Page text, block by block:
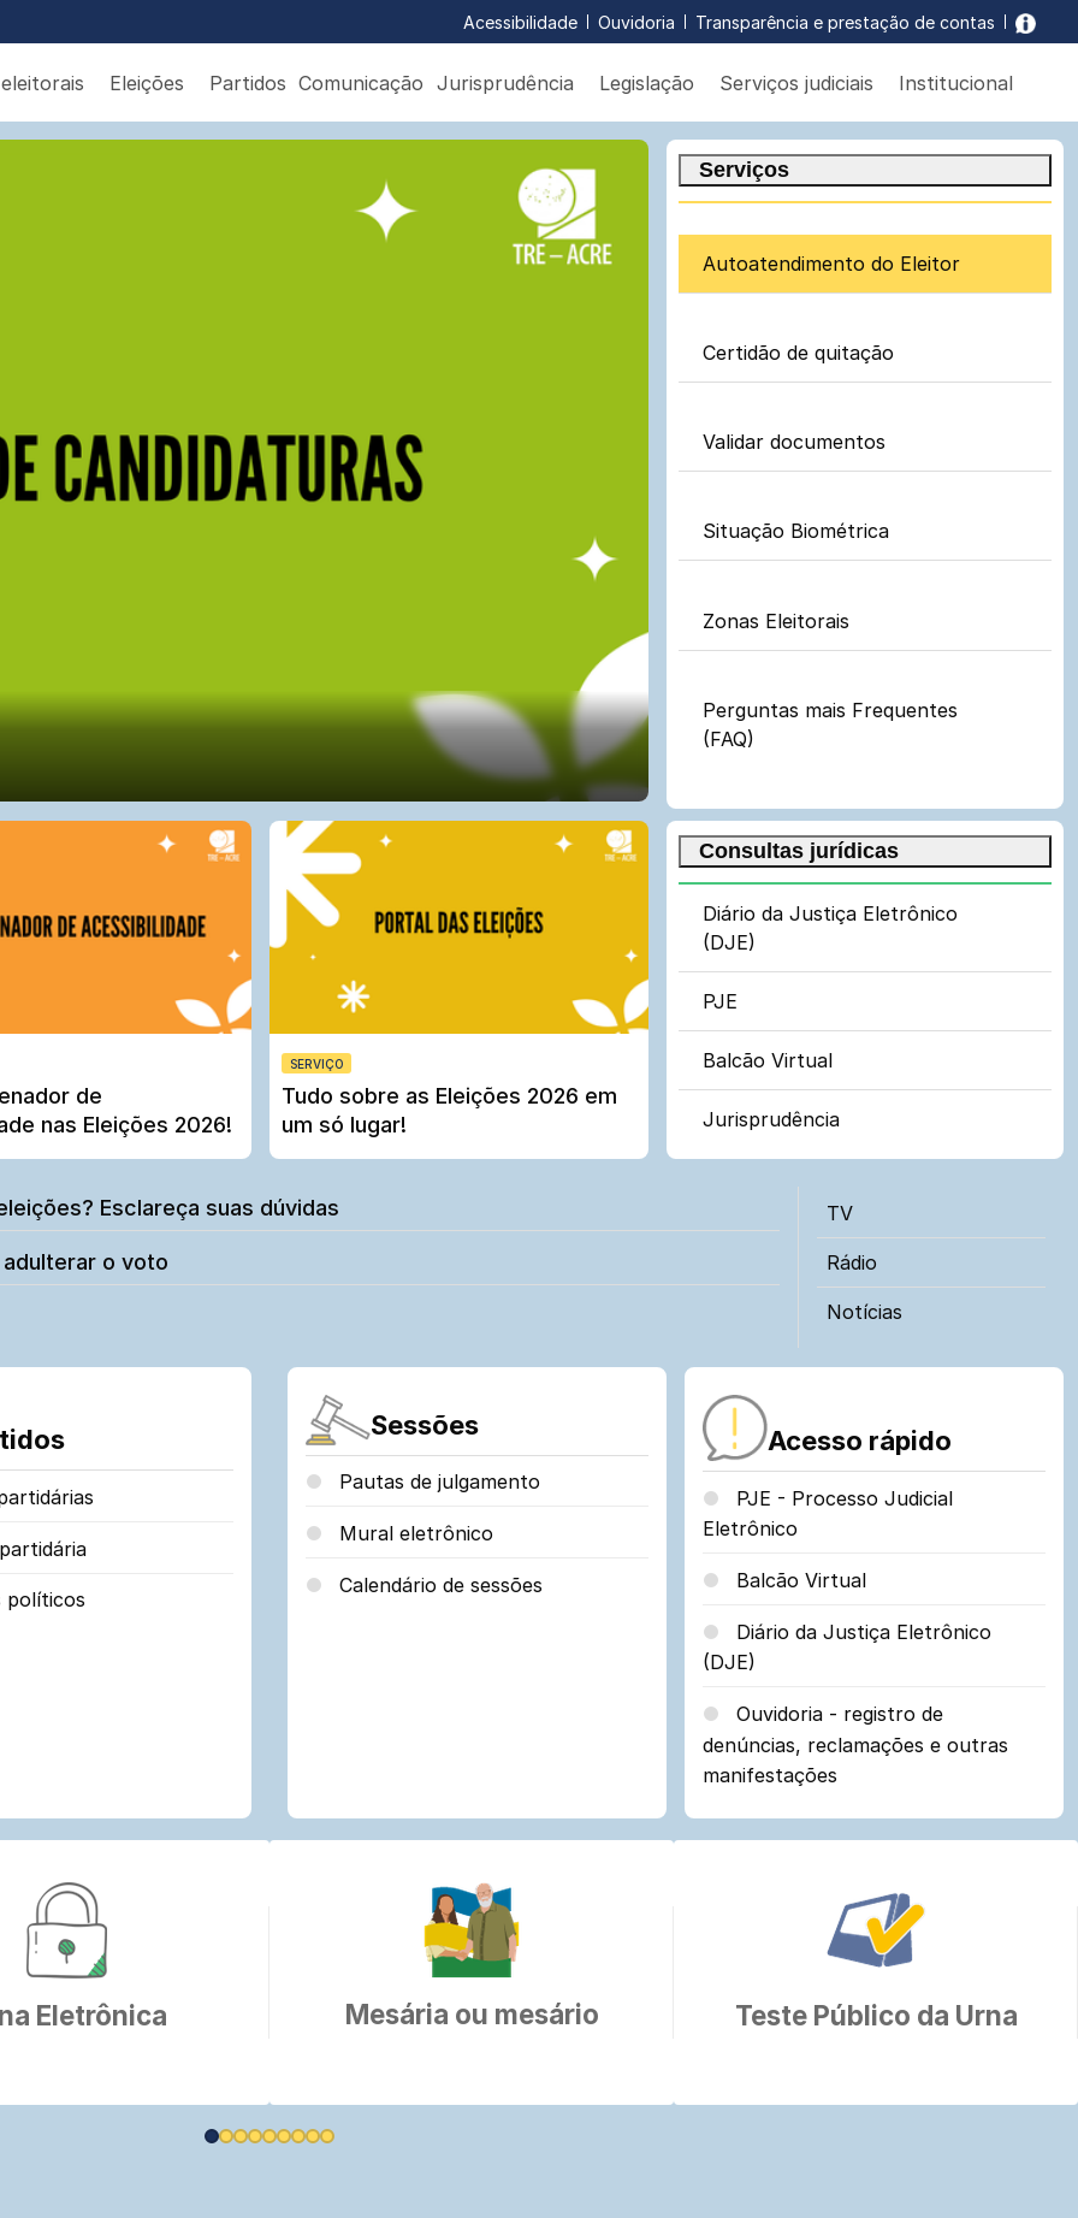
Acessibilidade Ouvidoria Transparência e prestação de contas
Eleições Partidos Comunicação Jurisprudência Legislação Serviços judiciais Institucional
de
nas Eleições 2026!
SERVIÇO
Tudo sobre as Eleições 2026 em
um só lugar!
Serviços
Autoatendimento do Eleitor
Certidão de quitação
Validar documentos
Situação Biométrica
Zonas Eleitorais
Perguntas mais Frequentes
(FAQ)
Consultas jurídicas
Diário da Justiça Eletrônico
(DJE)
PJE
Balcão Virtual
Jurisprudência
Esclareça suas dúvidas
o voto
TV
Rádio
Notícias
políticos
Sessões
Pautas de julgamento
Mural eletrônico
Calendário de sessões
Acesso rápido
PJE - Processo Judicial
Eletrônico
Balcão Virtual
Diário da Justiça Eletrônico
(DJE)
Ouvidoria - registro de
denúncias, reclamações e outras
manifestações
Eletrônica Mesária ou mesário Teste Público da Urna